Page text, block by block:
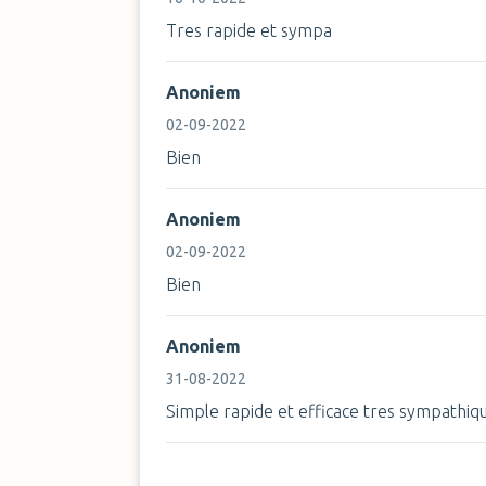
Tres rapide et sympa
Anoniem
02-09-2022
Bien
Anoniem
02-09-2022
Bien
Anoniem
31-08-2022
Simple rapide et efficace tres